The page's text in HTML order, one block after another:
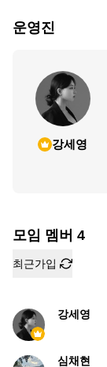
운영진
강세영
모임 멤버 4
최근가입
강세영
심채현